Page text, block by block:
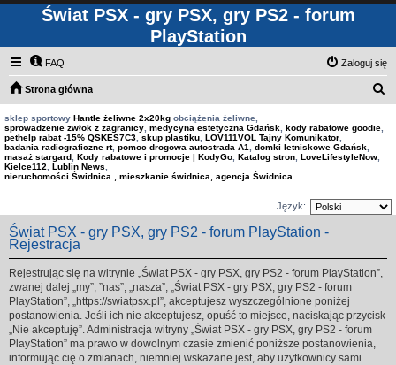
Świat PSX - gry PSX, gry PS2 - forum
PlayStation
FAQ Zaloguj się
Strona główna
sklep sportowy Hantle żeliwne 2x20kg obciążenia żeliwne,
sprowadzenie zwłok z zagranicy medycyna estetyczna Gdańsk kody rabatowe goodie
pethelp rabat -15% QSKES7C3 skup plastiku LOV111VOL Tajny Komunikator
badania radiograficzne rt, pomoc drogowa autostrada A1 domki letniskowe Gdańsk
masaż stargard Kody rabatowe i promocje | KodyGo Katalog stron LoveLifestyleNow
Kielce112
Lublin News
nieruchomości Świdnica , mieszkanie świdnica, agencja Świdnica
Język:
Świat PSX - gry PSX, gry PS2 - forum PlayStation -
Rejestracja
Rejestrując się na witrynie „Świat PSX - gry PSX, gry PS2 - forum PlayStation”,
zwanej dalej „my”, ”nas”, „nasza”, „Świat PSX - gry PSX, gry PS2 - forum
PlayStation”, „https://swiatpsx.pl”, akceptujesz wyszczególnione poniżej
postanowienia. Jeśli ich nie akceptujesz, opuść to miejsce, naciskając przycisk
„Nie akceptuję”. Administracja witryny „Świat PSX - gry PSX, gry PS2 - forum
PlayStation” ma prawo w dowolnym czasie zmienić poniższe postanowienia,
informując cię o zmianach, niemniej wskazane jest, aby użytkownicy sami